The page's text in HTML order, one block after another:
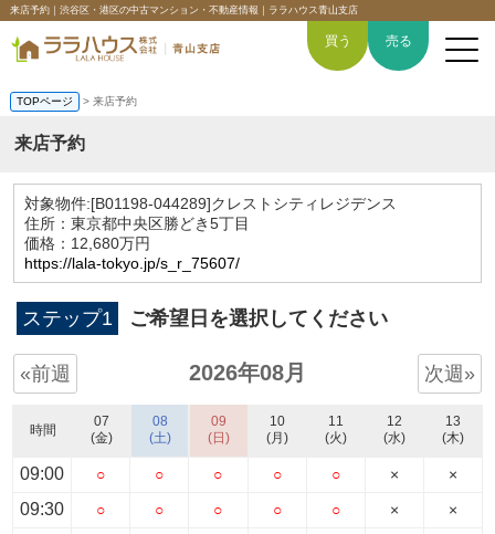
来店予約｜渋谷区・港区の中古マンション・不動産情報｜ララハウス青山支店
トップページ
6つの強み
スタッフ紹介
買う 売る
TOPページ > 来店予約
来店予約
対象物件:[B01198-044289]クレストシティレジデンス
住所：東京都中央区勝どき5丁目
価格：12,680万円
https://lala-tokyo.jp/s_r_75607/
ステップ1 ご希望日を選択してください
«前週 2026年08月 次週»
時間
09:00
09:30
07
(金)
○
○
08
(土)
○
○
09
(日)
○
○
10
(月)
○
○
11
(火)
○
○
12
(水)
×
×
13
(木)
×
×